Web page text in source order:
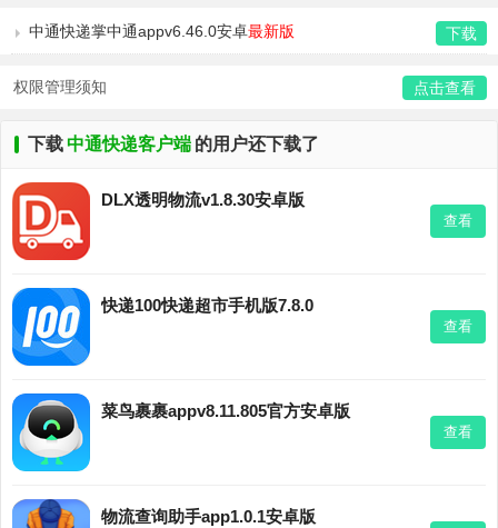
中通快递掌中通appv6.46.0安卓最新版 下载
权限管理须知 点击查看
下载中通快递客户端 的用户还下载了
DLX透明物流v1.8.30安卓版
查看
快递100快递超市手机版7.8.0
查看
菜鸟裹裹appv8.11.805官方安卓版
查看
物流查询助手app1.0.1安卓版